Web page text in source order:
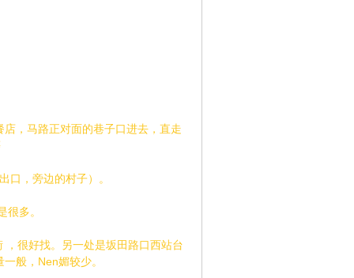
，马路正对面的巷子口进去，直走
口，旁边的村子）。
多。
很好找。另一处是坂田路口西站台
般，Nen媚较少。